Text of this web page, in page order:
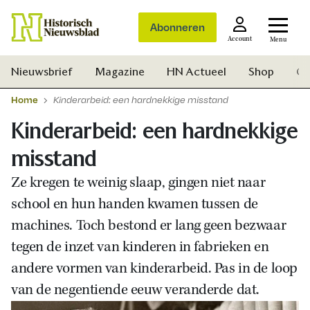
Abonneren
Account Menu
Zoek
Nieuwsbrief Magazine HN Actueel Shop
Home Kinderarbeid: een hardnekkige misstand
Kinderarbeid: een hardnekkige
misstand
Ze kregen te weinig slaap, gingen niet naar
school en hun handen kwamen tussen de
machines. Toch bestond er lang geen bezwaar
tegen de inzet van kinderen in fabrieken en
andere vormen van kinderarbeid. Pas in de loop
van de negentiende eeuw veranderde dat.